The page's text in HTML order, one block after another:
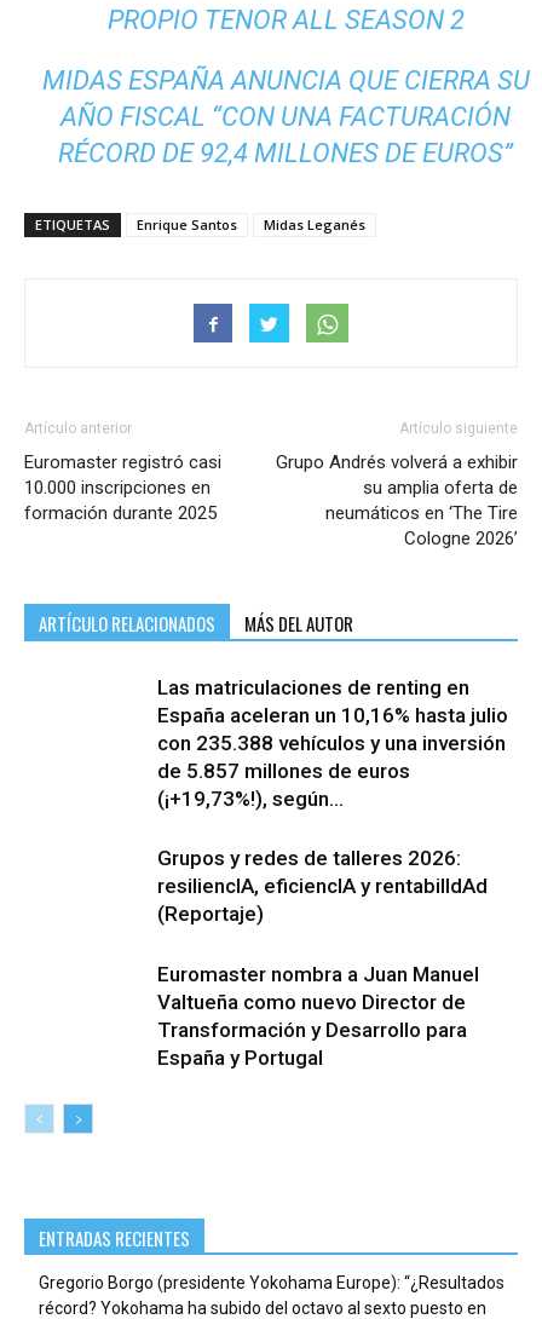
PROPIO TENOR ALL SEASON 2
MIDAS ESPAÑA ANUNCIA QUE CIERRA SU
AÑO FISCAL “CON UNA FACTURACIÓN
RÉCORD DE 92,4 MILLONES DE EUROS”
ETIQUETAS Enrique Santos Midas Leganés
Artículo anterior
Euromaster registró casi
10.000 inscripciones en
formación durante 2025
Artículo siguiente
Grupo Andrés volverá a exhibir
su amplia oferta de
neumáticos en ‘The Tire
Cologne 2026’
ARTÍCULO RELACIONADOS MÁS DEL AUTOR
Las matriculaciones de renting en
España aceleran un 10,16% hasta julio
con 235.388 vehículos y una inversión
de 5.857 millones de euros
(¡+19,73%!), según...
Grupos y redes de talleres 2026:
resiliencIA, eficiencIA y rentabilIdAd
(Reportaje)
Euromaster nombra a Juan Manuel
Valtueña como nuevo Director de
Transformación y Desarrollo para
España y Portugal
ENTRADAS RECIENTES
Gregorio Borgo (presidente Yokohama Europe): “¿Resultados
récord? Yokohama ha subido del octavo al sexto puesto en